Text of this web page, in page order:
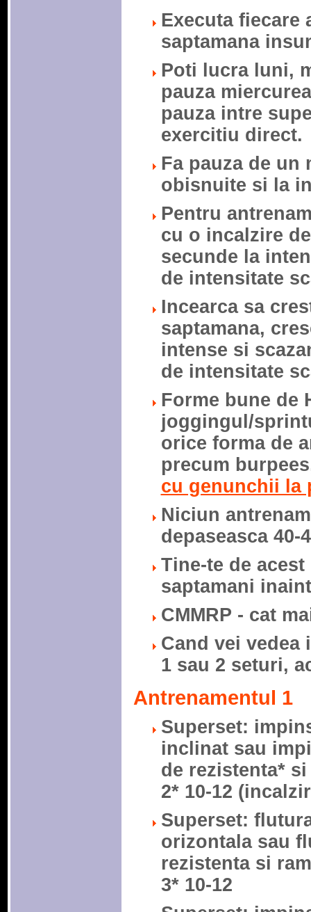
Executa fiecare
saptamana
Poti lucra luni,
pauza
pauza intre
exercitiu direct.
Fa pauza de
obisnuite si la
Pentru
cu o incalzire
secunde la
de intensitate
Incearca sa
saptamana,
intense si
de intensitate
Forme bune de
joggingul/
orice forma de
precum
cu genunchii la
Niciun
depaseasca 40-
Tine-te de
saptamani
CMMRP - cat
Cand vei
1 sau 2 seturi,
Antrenamentul 1
Superset:
inclinat sau
de rezistenta*
2* 10-12
Superset:
orizontala sau
rezistenta si
3* 10-12